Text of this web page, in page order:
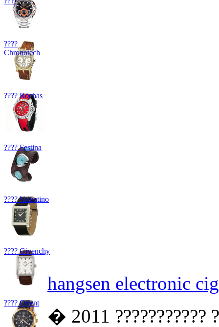
????
Chronotech
???? Rochas
???? Festina
???? Valentino
???? Givenchy
???? Orient
hangsen electronic
� 2011 ???????????